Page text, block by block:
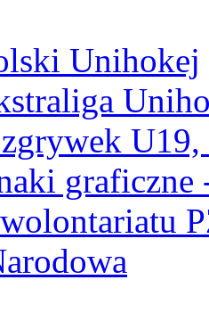
Unihokej
graficzne